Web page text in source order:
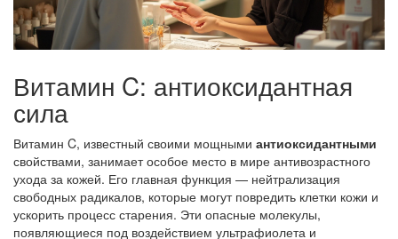
Витамин C: антиоксидантная
сила
Витамин C, известный своими мощными антиоксидантными
свойствами, занимает особое место в мире антивозрастного
ухода за кожей. Его главная функция — нейтрализация
свободных радикалов, которые могут повредить клетки кожи и
ускорить процесс старения. Эти опасные молекулы,
появляющиеся под воздействием ультрафиолета и